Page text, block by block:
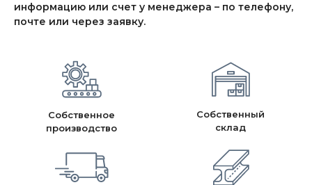
информацию или счет у менеджера – по телефону,
почте или через заявку.
Собственное
производство
Собственный
склад